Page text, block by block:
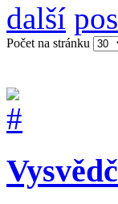
další
Počet na stránku